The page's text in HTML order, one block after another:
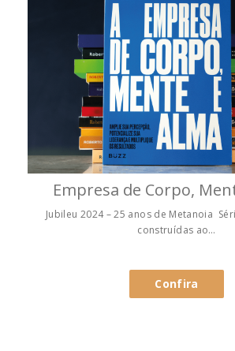
Empresa de Corpo,
Jubileu 2024 – 25 anos de Metanoia
construídas ao…
Confira